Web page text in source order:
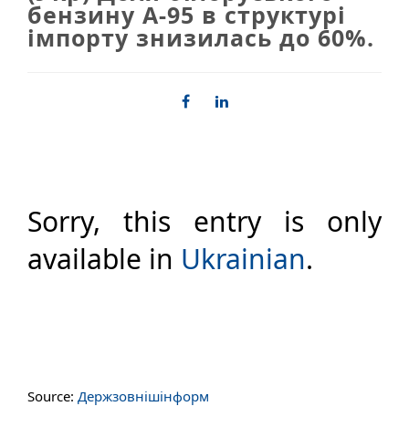
бензину А-95 в структурі
імпорту знизилась до 60%.
Sorry, this entry is only
available in Ukrainian.
Source: Держзовнішінформ